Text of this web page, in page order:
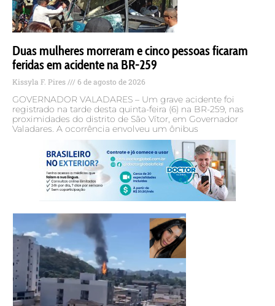
Duas mulheres morreram e cinco pessoas ficaram
feridas em acidente na BR-259
Kissyla F. Pires 6 de agosto de 2026
GOVERNADOR VALADARES – Um grave acidente foi
registrado na tarde desta quinta-feira (6) na BR-259, nas
proximidades do distrito de São Vítor, em Governador
Valadares. A ocorrência envolveu um ônibus